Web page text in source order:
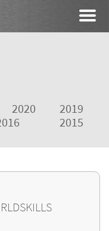
2020
2019
2015